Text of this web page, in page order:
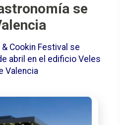
se
Cookin Festival se
abril en el edificio Veles
Valencia